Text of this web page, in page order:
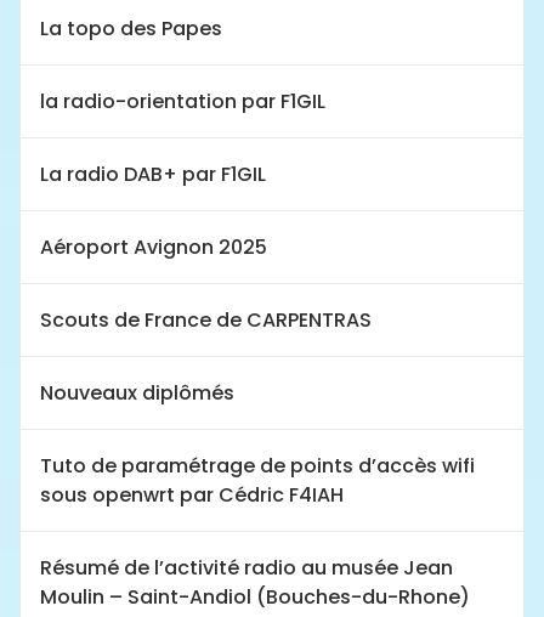
La topo des Papes
la radio-orientation par F1GIL
La radio DAB+ par F1GIL
Aéroport Avignon 2025
Scouts de France de CARPENTRAS
Nouveaux diplômés
Tuto de paramétrage de points d’accès wifi
sous openwrt par Cédric F4IAH
Résumé de l’activité radio au musée Jean
Moulin – Saint-Andiol (Bouches-du-Rhone)